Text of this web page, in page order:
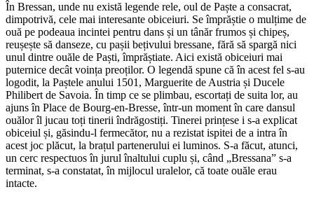
În Bressan, unde nu există legende rele, oul de Paște a consacrat,
dimpotrivă, cele mai interesante obiceiuri. Se împrăștie o mulțime de
ouă pe podeaua incintei pentru dans și un tânăr frumos și chipeș,
reușește să danseze, cu pașii bețivului bressane, fără să spargă nici
unul dintre ouăle de Paști, împrăștiate. Aici există obiceiuri mai
puternice decât voința preoților. O legendă spune că în acest fel s-au
logodit, la Paștele anului 1501, Marguerite de Austria și Ducele
Philibert de Savoia. În timp ce se plimbau, escortați de suita lor, au
ajuns în Place de Bourg-en-Bresse, într-un moment în care dansul
ouălor îl jucau toți tinerii îndrăgostiți. Tinerei prințese i s-a explicat
obiceiul și, găsindu-l fermecător, nu a rezistat ispitei de a intra în
acest joc plăcut, la brațul partenerului ei luminos. S-a făcut, atunci,
un cerc respectuos în jurul înaltului cuplu și, când „Bressana” s-a
terminat, s-a constatat, în mijlocul uralelor, că toate ouăle erau
intacte.